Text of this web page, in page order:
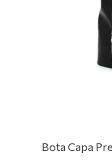
Bota Capa